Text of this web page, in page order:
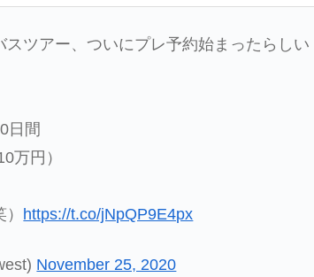
ツアー、ついにプレ予約始まったらしい
日間
万円）
https://t.co/jNpQP9E4px
November 25, 2020